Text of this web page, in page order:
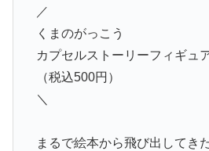
／
くまのがっこう
カプセルストーリーフィギュ
（税込500円）
＼
まるで絵本から飛び出してき